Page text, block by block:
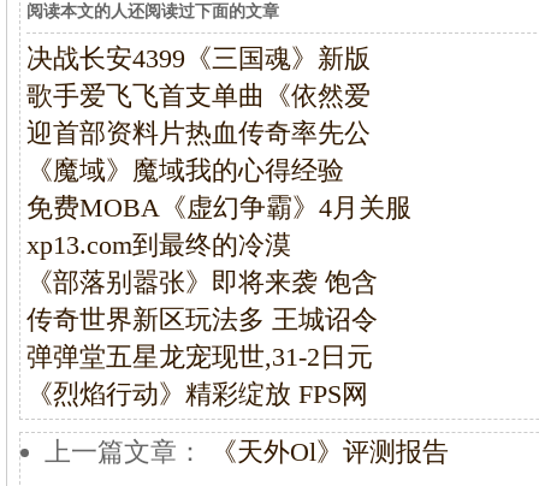
阅读本文的人还阅读过下面的文章
决战长安4399《三国魂》新版
歌手爱飞飞首支单曲《依然爱
迎首部资料片热血传奇率先公
《魔域》魔域我的心得经验
免费MOBA《虚幻争霸》4月关服
xp13.com到最终的冷漠
《部落别嚣张》即将来袭 饱含
传奇世界新区玩法多 王城诏令
弹弹堂五星龙宠现世,31-2日元
《烈焰行动》精彩绽放 FPS网
上一篇文章：
《天外Ol》评测报告